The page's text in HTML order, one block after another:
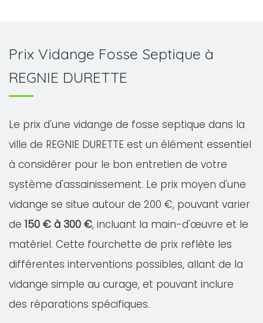
Prix Vidange Fosse Septique à
REGNIE DURETTE
Le prix d'une vidange de fosse septique dans la
ville de REGNIE DURETTE est un élément essentiel
à considérer pour le bon entretien de votre
système d'assainissement. Le prix moyen d'une
vidange se situe autour de 200 €, pouvant varier
de 150 € à 300 €, incluant la main-d'œuvre et le
matériel. Cette fourchette de prix reflète les
différentes interventions possibles, allant de la
vidange simple au curage, et pouvant inclure
des réparations spécifiques.